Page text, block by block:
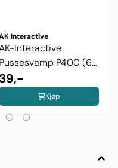
Interactive
Interactive
Pussesvamp P400 (6
stk)
39,-
Kjøp